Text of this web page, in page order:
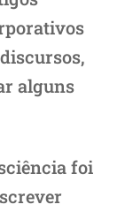
alguns
foi